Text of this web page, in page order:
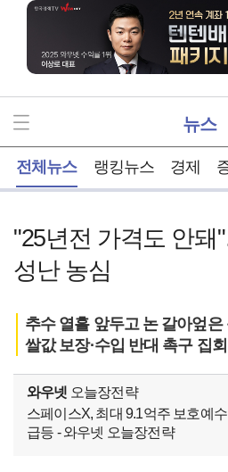
뉴스
전체뉴스 랭킹뉴스 경제
"25년전 가격도 안돼
성난 농심
추수 열흘 앞두고 논 갈아엎은
쌀값 보장·수입 반대 촉구 집회
와우넷 오늘장전략
스페이스X, 최대 9.1억주 보호예
급등 - 와우넷 오늘장전략